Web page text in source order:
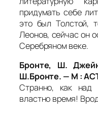
придумать себе
это был Толстой,
Леонов, сейчас он
Серебряном веке.
Бронте, Ш.
Ш.Бронте. — М :
Странно, как над
властно время!